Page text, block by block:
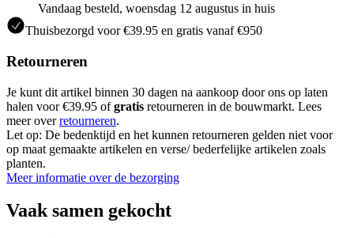
Vandaag besteld, woensdag 12 augustus in huis
Thuisbezorgd voor €39.95 en gratis vanaf €950
Retourneren
Je kunt dit artikel binnen 30 dagen na aankoop door ons op laten
halen voor €39.95 ofgratis retourneren in de bouwmarkt. Lees
meer overretourneren.
Let op: De bedenktijd en het kunnen retourneren gelden niet voor
op maat gemaakte artikelen en verse/ bederfelijke artikelen zoals
planten.
Meer informatie over de bezorging
Vaak samen gekocht